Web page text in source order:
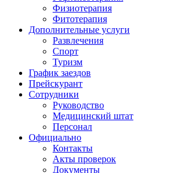
Физиотерапия
Фитотерапия
Дополнительные услуги
Развлечения
Спорт
Туризм
График заездов
Прейскурант
Сотрудники
Руководство
Медицинский штат
Персонал
Официально
Контакты
Акты проверок
Документы